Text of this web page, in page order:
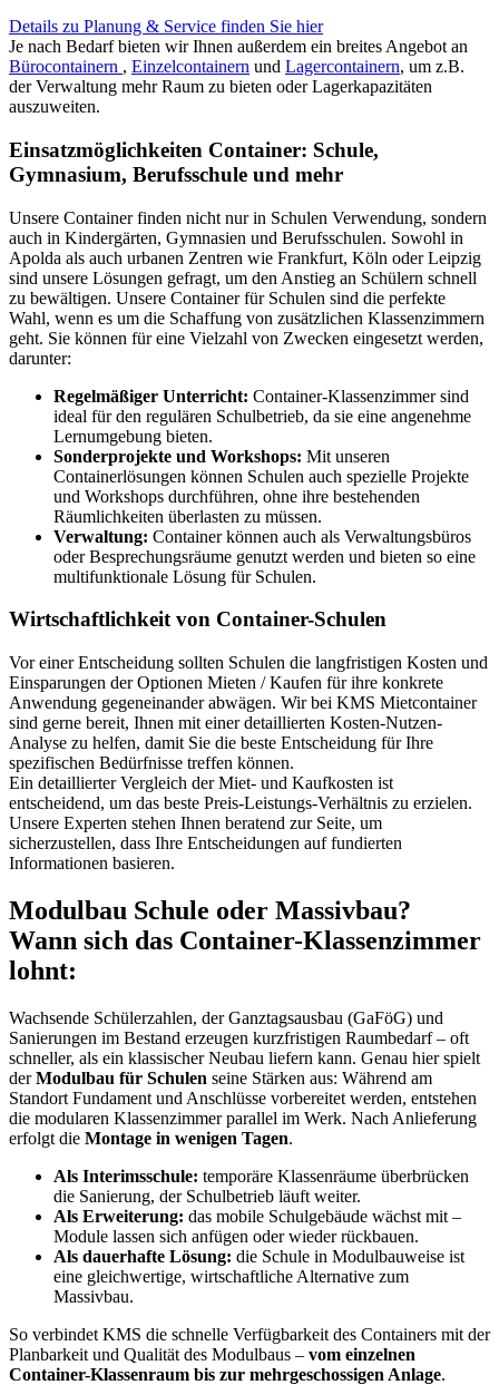
Details zu Planung & Service finden Sie hier
Je nach Bedarf bieten wir Ihnen außerdem ein breites Angebot an
Bürocontainern , Einzelcontainern und Lagercontainern, um z.B.
der Verwaltung mehr Raum zu bieten oder Lagerkapazitäten
auszuweiten.
Einsatzmöglichkeiten Container: Schule,
Gymnasium, Berufsschule und mehr
Unsere Container finden nicht nur in Schulen Verwendung, sondern
auch in Kindergärten, Gymnasien und Berufsschulen. Sowohl in
Apolda als auch urbanen Zentren wie Frankfurt, Köln oder Leipzig
sind unsere Lösungen gefragt, um den Anstieg an Schülern schnell
zu bewältigen. Unsere Container für Schulen sind die perfekte
Wahl, wenn es um die Schaffung von zusätzlichen Klassenzimmern
geht. Sie können für eine Vielzahl von Zwecken eingesetzt werden,
darunter:
Regelmäßiger Unterricht: Container-Klassenzimmer sind
ideal für den regulären Schulbetrieb, da sie eine angenehme
Lernumgebung bieten.
Sonderprojekte und Workshops: Mit unseren
Containerlösungen können Schulen auch spezielle Projekte
und Workshops durchführen, ohne ihre bestehenden
Räumlichkeiten überlasten zu müssen.
Verwaltung: Container können auch als Verwaltungsbüros
oder Besprechungsräume genutzt werden und bieten so eine
multifunktionale Lösung für Schulen.
Wirtschaftlichkeit von Container-Schulen
Vor einer Entscheidung sollten Schulen die langfristigen Kosten und
Einsparungen der Optionen Mieten / Kaufen für ihre konkrete
Anwendung gegeneinander abwägen. Wir bei KMS Mietcontainer
sind gerne bereit, Ihnen mit einer detaillierten Kosten-Nutzen-
Analyse zu helfen, damit Sie die beste Entscheidung für Ihre
spezifischen Bedürfnisse treffen können.
Ein detaillierter Vergleich der Miet- und Kaufkosten ist
entscheidend, um das beste Preis-Leistungs-Verhältnis zu erzielen.
Unsere Experten stehen Ihnen beratend zur Seite, um
sicherzustellen, dass Ihre Entscheidungen auf fundierten
Informationen basieren.
Modulbau Schule oder Massivbau?
Wann sich das Container-Klassenzimmer
lohnt:
Wachsende Schülerzahlen, der Ganztagsausbau (GaFöG) und
Sanierungen im Bestand erzeugen kurzfristigen Raumbedarf – oft
schneller, als ein klassischer Neubau liefern kann. Genau hier spielt
derModulbau für Schulen seine Stärken aus: Während am
Standort Fundament und Anschlüsse vorbereitet werden, entstehen
die modularen Klassenzimmer parallel im Werk. Nach Anlieferung
erfolgt die Montage in wenigen Tagen.
Als Interimsschule: temporäre Klassenräume überbrücken
die Sanierung, der Schulbetrieb läuft weiter.
Als Erweiterung: das mobile Schulgebäude wächst mit –
Module lassen sich anfügen oder wieder rückbauen.
Als dauerhafte Lösung: die Schule in Modulbauweise ist
eine gleichwertige, wirtschaftliche Alternative zum
Massivbau.
So verbindet KMS die schnelle Verfügbarkeit des Containers mit der
Planbarkeit und Qualität des Modulbaus – vom einzelnen
Container-Klassenraum bis zur mehrgeschossigen Anlage.